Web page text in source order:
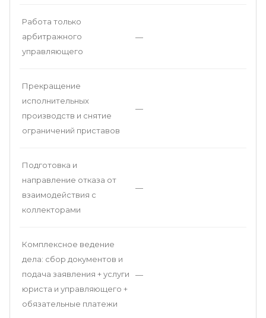
Работа только
арбитражного
управляющего
—
Прекращение
исполнительных
производств и снятие
ограничений приставов
—
Подготовка и
направление отказа от
взаимодействия с
коллекторами
—
Комплексное ведение
дела: сбор документов и
подача заявления + услуги
юриста и управляющего +
обязательные платежи
—